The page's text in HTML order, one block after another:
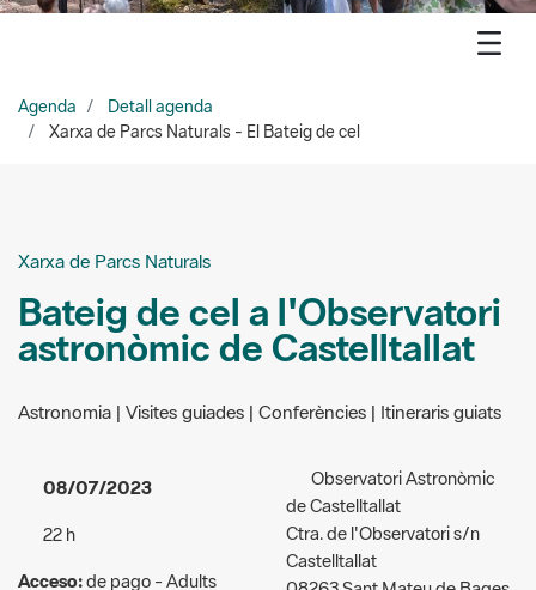
Agenda
Detall agenda
astronòmic de Castelltallat
Astronomia | Visites guiades | Conferències | Itineraris guiats
08/07/2023
Acceso:de pago - Adults
18€ / Joves de 8 a 12 anys i/o
Infants de 4 a 7 anys 5€
de Castelltallat
Castelltallat
08263 Sant Mateu de Bages
Organizadores:
Guntin